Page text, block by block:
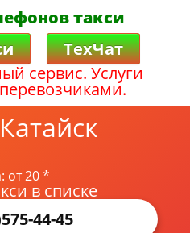
такси
ТехЧат
сервис. Услуги
от 20 *
в списке
44-45